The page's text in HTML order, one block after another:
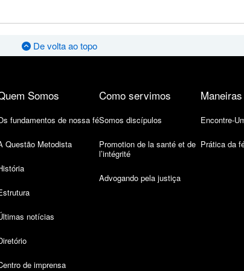
De volta ao topo
Somos
fundamentos de nossa fé
Questão Metodista
notícias
de imprensa
Como servimos
Somos discípulos
Promotion de la santé et de
l’intégrité
Advogando pela justiça
Encontre-
Prática da